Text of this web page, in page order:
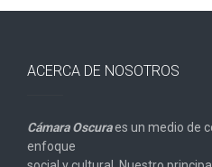
ACERCA DE NOSOTROS
Cámara Oscuraes un medio de
enfoque